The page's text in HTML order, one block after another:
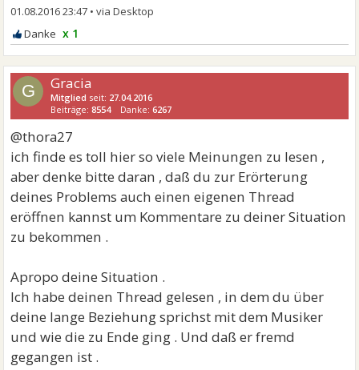
01.08.2016 23:47 •
x 1
G Gracia
Mitglied seit: 27.04.2016
Beiträge:8554 Danke:6267
@thora27
ich finde es toll hier so viele Meinungen zu lesen ,
aber denke bitte daran , daß du zur Erörterung
deines Problems auch einen eigenen Thread
eröffnen kannst um Kommentare zu deiner Situation
zu bekommen .
Apropo deine Situation .
Ich habe deinen Thread gelesen , in dem du über
deine lange Beziehung sprichst mit dem Musiker
und wie die zu Ende ging . Und daß er fremd
gegangen ist .